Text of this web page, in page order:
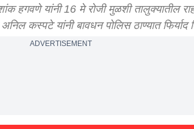
यांनी 16 मे रोजी मुळशी तालुक्यातील
कस्पटे यांनी बावधन पोलिस ठाण्यात फिर्याद
ADVERTISEMENT